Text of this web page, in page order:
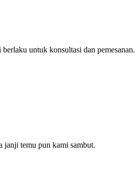
untuk konsultasi dan pemesanan.
janji temu pun kami sambut.